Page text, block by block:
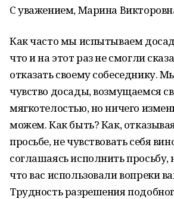
С уважением, Марина
Как часто мы испытываем
что и на этот раз не смогли
отказать своему собеседнику.
чувство досады, возмущаемся
мягкотелостью, но ничего
можем. Как быть? Как,
просьбе, не чувствовать себя
соглашаясь исполнить просьбу,
что вас использовали вопреки
Трудность разрешения